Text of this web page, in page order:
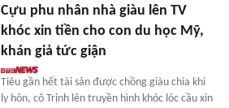
Cựu phu nhân nhà giàu lên TV
khóc xin tiền cho con du học Mỹ,
khán giả tức giận
Tiêu gần hết tài sản được chồng giàu chia khi
ly hôn, cô Trịnh lên truyền hình khóc lóc cầu xin